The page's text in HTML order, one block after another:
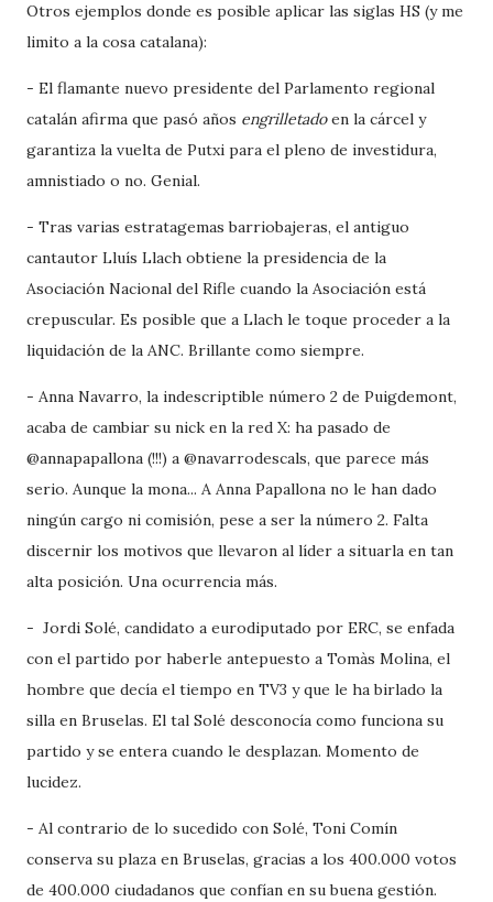
Otros ejemplos donde es posible aplicar las siglas HS (y me
limito a la cosa catalana):
- El flamante nuevo presidente del Parlamento regional
catalán afirma que pasó años engrilletadoen la cárcel y
garantiza la vuelta de Putxi para el pleno de investidura,
amnistiado o no. Genial.
- Tras varias estratagemas barriobajeras, el antiguo
cantautor Lluís Llach obtiene la presidencia de la
Asociación Nacional del Rifle cuando la Asociación está
crepuscular. Es posible que a Llach le toque proceder a la
liquidación de la ANC. Brillante como siempre.
- Anna Navarro, la indescriptible número 2 de Puigdemont,
acaba de cambiar su nick en la red X: ha pasado de
@annapapallona (!!!) a @navarrodescals, que parece más
serio. Aunque la mona... A Anna Papallona no le han dado
ningún cargo ni comisión, pese a ser la número 2. Falta
discernir los motivos que llevaron al líder a situarla en tan
alta posición. Una ocurrencia más.
- Jordi Solé, candidato a eurodiputado por ERC, se enfada
con el partido por haberle antepuesto a Tomàs Molina, el
hombre que decía el tiempo en TV3 y que le ha birlado la
silla en Bruselas. El tal Solé desconocía como funciona su
partido y se entera cuando le desplazan. Momento de
lucidez.
- Al contrario de lo sucedido con Solé, Toni Comín
conserva su plaza en Bruselas, gracias a los 400.000 votos
de 400.000 ciudadanos que confían en su buena gestión.